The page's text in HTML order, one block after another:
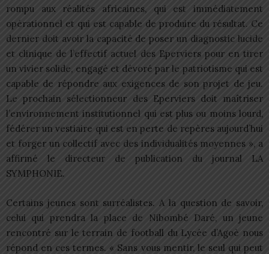
rompu aux réalités africaines, qui est immédiatement
opérationnel et qui est capable de produire du résultat. Ce
dernier doit avoir la capacité de poser un diagnostic lucide
et clinique de l’effectif actuel des Eperviers pour en tirer
un vivier solide, engagé et dévoré par le patriotisme qui est
capable de répondre aux exigences de son projet de jeu.
Le prochain sélectionneur des Eperviers doit maîtriser
l’environnement institutionnel qui est plus ou moins lourd,
fédérer un vestiaire qui est en perte de repères aujourd’hui
et forger un collectif avec des individualités moyennes », a
affirmé le directeur de publication du journal LA
SYMPHONIE.
Certains jeunes sont surréalistes. A la question de savoir,
celui qui prendra la place de Nibombé Daré, un jeune
rencontré sur le terrain de football du Lycée d’Agoè nous
répond en ces termes. « Sans vous mentir, le seul qui peut